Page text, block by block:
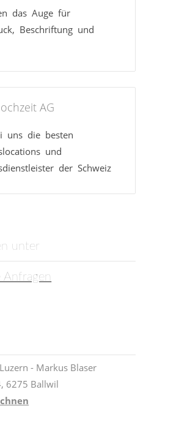
das Auge für
Beschriftung und
AG
uns die besten
und
der Schweiz
unter
Anfragen
- Markus Blaser
6275 Ballwil